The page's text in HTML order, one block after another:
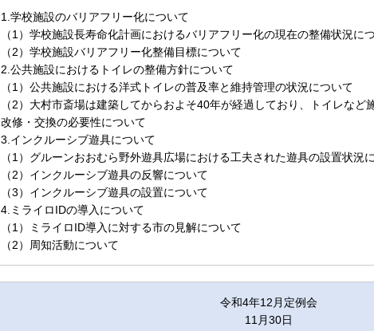
1.学校施設のバリアフリー化について
（1）学校施設長寿命化計画におけるバリアフリー化の現在の整備状況に
（2）学校施設バリアフリー化整備目標について
2.公共施設におけるトイレの整備方針について
（1）公共施設における洋式トイレの普及率と維持管理の状況について
（2）大村市斎場は建築してからおよそ40年が経過しており、トイレなど
改修・交換の必要性について
3.インクルーシブ遊具について
（1）グルーンおおむら野外遊具広場における工夫された遊具の設置状況
（2）インクルーシブ遊具の反響について
（3）インクルーシブ遊具の設置について
4.ミライロIDの導入について
（1）ミライロID導入に対する市の見解について
（2）周知活動について
令和4年12月定例会
11月30日